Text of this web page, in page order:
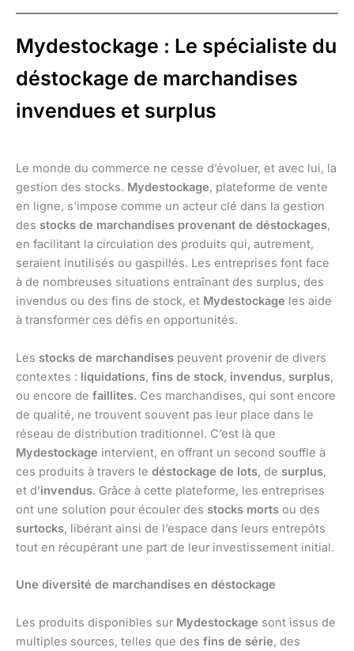
Mydestockage : Le spécialiste du
déstockage de marchandises
invendues et surplus
Le monde du commerce ne cesse d’évoluer, et avec lui, la
gestion des stocks. Mydestockage, plateforme de vente
en ligne, s’impose comme un acteur clé dans la gestion
des stocks de marchandises provenant de déstockages,
en facilitant la circulation des produits qui, autrement,
seraient inutilisés ou gaspillés. Les entreprises font face
à de nombreuses situations entraînant des surplus, des
invendus ou des fins de stock, et Mydestockage les aide
à transformer ces défis en opportunités.
Les stocks de marchandises peuvent provenir de divers
contextes : liquidations, fins de stock, invendus, surplus,
ou encore de faillites. Ces marchandises, qui sont encore
de qualité, ne trouvent souvent pas leur place dans le
réseau de distribution traditionnel. C’est là que
Mydestockage intervient, en offrant un second souffle à
ces produits à travers le déstockage de lots, de surplus,
et d’invendus. Grâce à cette plateforme, les entreprises
ont une solution pour écouler des stocks morts ou des
surtocks, libérant ainsi de l’espace dans leurs entrepôts
tout en récupérant une part de leur investissement initial.
Une diversité de marchandises en déstockage
Les produits disponibles sur Mydestockage sont issus de
multiples sources, telles que des fins de série, des